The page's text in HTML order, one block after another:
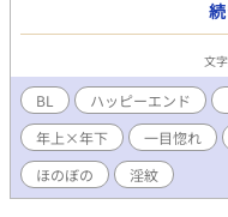
っ走る予定。 ざまぁ有り
し。 ★最強だけどどこか
年 2026/4/11現在、24ｈ.
が起こるなんて、夢みた
す！
文
BL ハッピーエンド
年上×年下
一目惚れ
ほのぼの
淫紋